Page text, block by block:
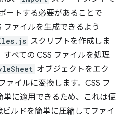
ートする必要があることで
ファイルを生成できるよう
スクリプトを作成しま
べての CSS ファイルを処理
オブジェクトをエク
ァイルに変換します。CSS フ
単に適用できるため、これは便
ルドを簡単に圧縮してファイ